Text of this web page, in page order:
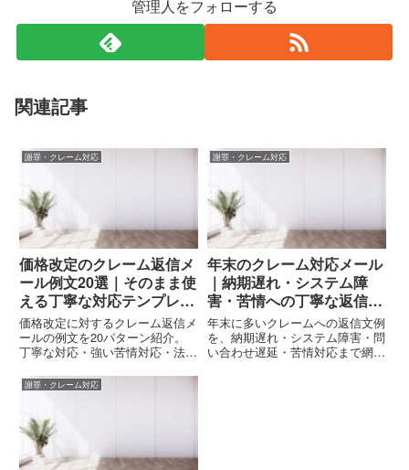
管理人をフォローする
関連記事
謝罪・クレーム対応
価格改定のクレーム返信メ
ール例文20選｜そのまま使
える丁寧な対応テンプレー
ト
価格改定に対するクレーム返信メ
ールの例文を20パターン紹介。
丁寧な対応・強い苦情対応・法人
ンプレートを解説します。
謝罪・クレーム対応
年末のクレーム対応メール
｜納期遅れ・システム障
害・苦情への丁寧な返信文
例【2025–2026年版】
年末に多いクレームへの返信文例
を、納期遅れ・システム障害・問
い合わせ遅延・苦情対応まで網
謝罪・クレーム対応